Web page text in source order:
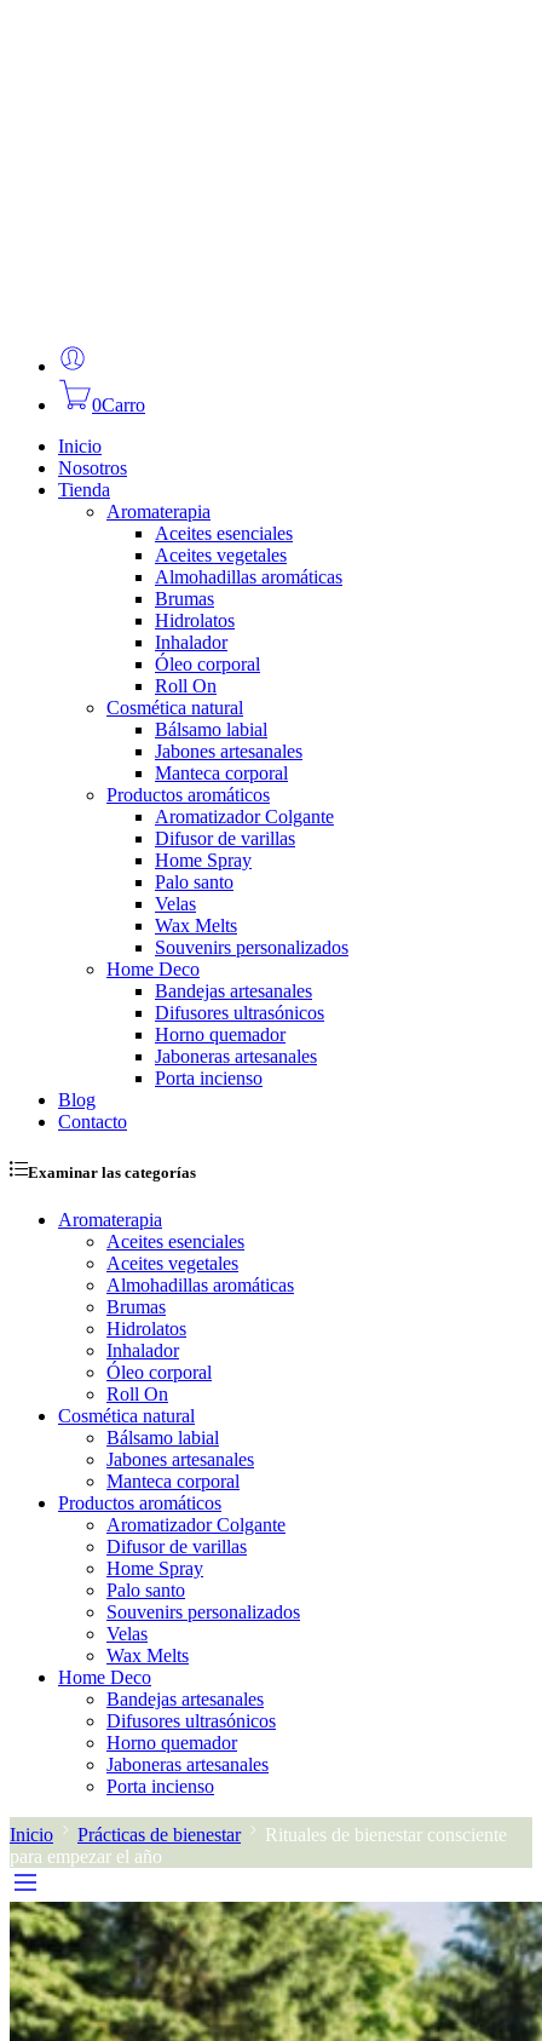
0Carro
Inicio
Nosotros
Tienda
Aromaterapia
Aceites esenciales
Aceites vegetales
Almohadillas aromáticas
Brumas
Hidrolatos
Inhalador
Óleo corporal
Roll On
Cosmética natural
Bálsamo labial
Jabones artesanales
Manteca corporal
Productos aromáticos
Aromatizador Colgante
Difusor de varillas
Home Spray
Palo santo
Velas
Wax Melts
Souvenirs personalizados
Home Deco
Bandejas artesanales
Difusores ultrasónicos
Horno quemador
Jaboneras artesanales
Porta incienso
Blog
Contacto
Examinar las categorías
Aromaterapia
Aceites esenciales
Aceites vegetales
Almohadillas aromáticas
Brumas
Hidrolatos
Inhalador
Óleo corporal
Roll On
Cosmética natural
Bálsamo labial
Jabones artesanales
Manteca corporal
Productos aromáticos
Aromatizador Colgante
Difusor de varillas
Home Spray
Palo santo
Souvenirs personalizados
Velas
Wax Melts
Home Deco
Bandejas artesanales
Difusores ultrasónicos
Horno quemador
Jaboneras artesanales
Porta incienso
Inicio Prácticas de bienestar
Rituales de bienestar consciente
para empezar el año